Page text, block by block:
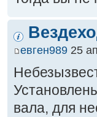
евген989 25
вала, для